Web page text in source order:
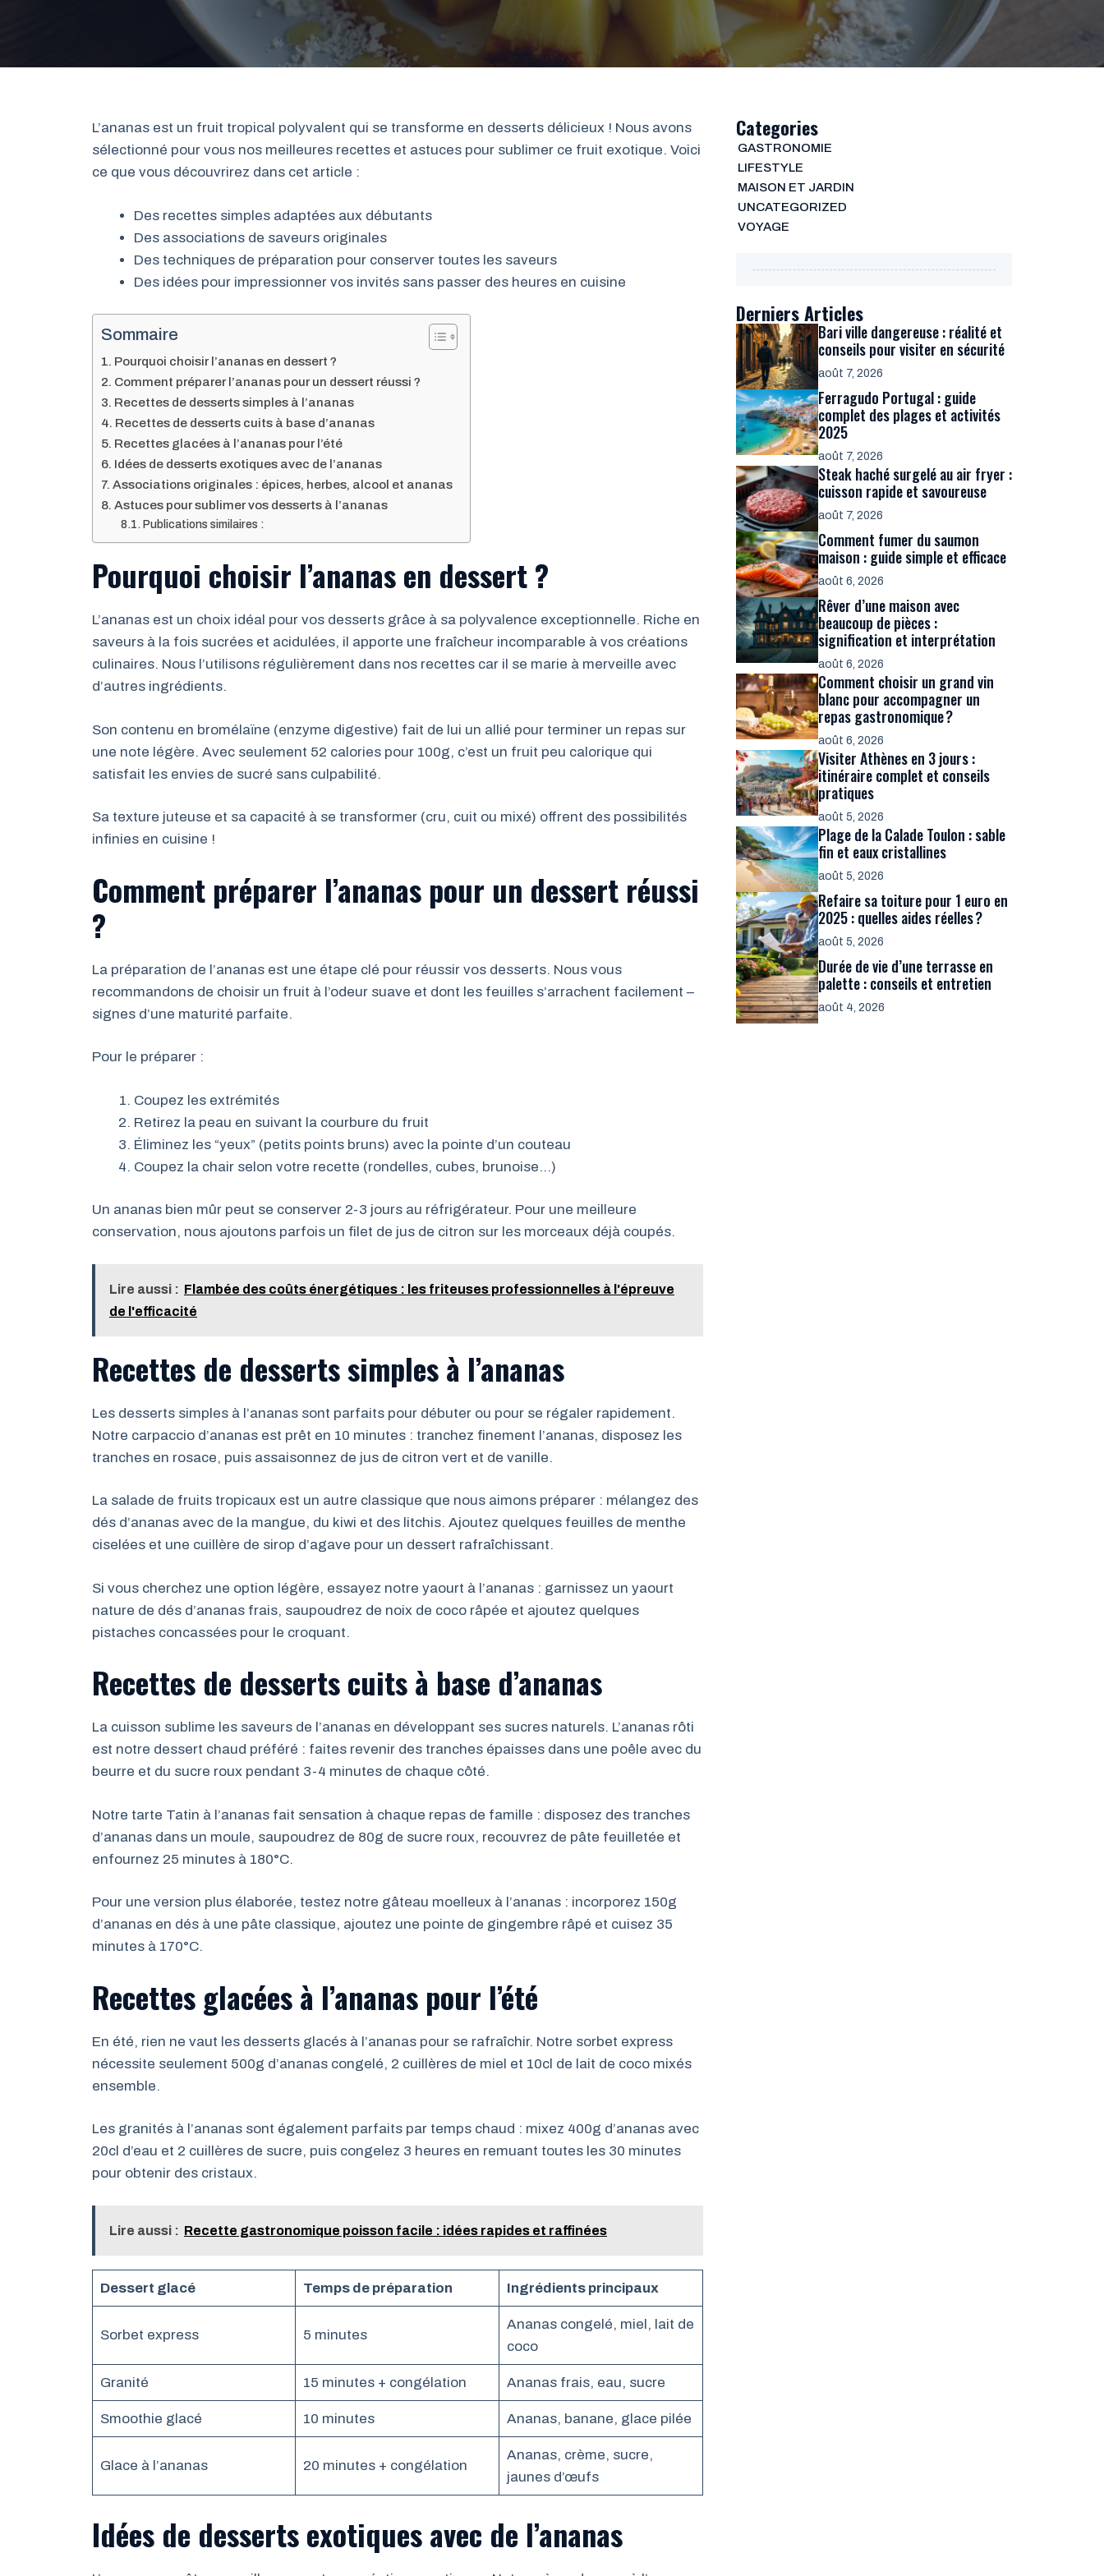
L’ananas est un fruit tropical polyvalent qui se transforme en desserts délicieux ! Nous avons
sélectionné pour vous nos meilleures recettes et astuces pour sublimer ce fruit exotique. Voici
ce que vous découvrirez dans cet article :
Des recettes simples adaptées aux débutants
Des associations de saveurs originales
Des techniques de préparation pour conserver toutes les saveurs
Des idées pour impressionner vos invités sans passer des heures en cuisine
Sommaire
Pourquoi choisir l’ananas en dessert ?
Comment préparer l’ananas pour un dessert réussi ?
Recettes de desserts simples à l’ananas
Recettes de desserts cuits à base d’ananas
Recettes glacées à l’ananas pour l’été
Idées de desserts exotiques avec de l’ananas
Associations originales : épices, herbes, alcool et ananas
Astuces pour sublimer vos desserts à l’ananas
Publications similaires :
Pourquoi choisir l’ananas en dessert ?
L’ananas est un choix idéal pour vos desserts grâce à sa polyvalence exceptionnelle. Riche en
saveurs à la fois sucrées et acidulées, il apporte une fraîcheur incomparable à vos créations
culinaires. Nous l’utilisons régulièrement dans nos recettes car il se marie à merveille avec
d’autres ingrédients.
Son contenu en bromélaïne (enzyme digestive) fait de lui un allié pour terminer un repas sur
une note légère. Avec seulement 52 calories pour 100g, c’est un fruit peu calorique qui
satisfait les envies de sucré sans culpabilité.
Sa texture juteuse et sa capacité à se transformer (cru, cuit ou mixé) offrent des possibilités
infinies en cuisine !
Comment préparer l’ananas pour un dessert réussi
?
La préparation de l’ananas est une étape clé pour réussir vos desserts. Nous vous
recommandons de choisir un fruit à l’odeur suave et dont les feuilles s’arrachent facilement –
signes d’une maturité parfaite.
Pour le préparer :
Coupez les extrémités
Retirez la peau en suivant la courbure du fruit
Éliminez les “yeux” (petits points bruns) avec la pointe d’un couteau
Coupez la chair selon votre recette (rondelles, cubes, brunoise…)
Un ananas bien mûr peut se conserver 2-3 jours au réfrigérateur. Pour une meilleure
conservation, nous ajoutons parfois un filet de jus de citron sur les morceaux déjà coupés.
Lire aussi : Flambée des coûts énergétiques : les friteuses professionnelles à l'épreuve
de l'efficacité
Recettes de desserts simples à l’ananas
Les desserts simples à l’ananas sont parfaits pour débuter ou pour se régaler rapidement.
Notre carpaccio d’ananas est prêt en 10 minutes : tranchez finement l’ananas, disposez les
tranches en rosace, puis assaisonnez de jus de citron vert et de vanille.
La salade de fruits tropicaux est un autre classique que nous aimons préparer : mélangez des
dés d’ananas avec de la mangue, du kiwi et des litchis. Ajoutez quelques feuilles de menthe
ciselées et une cuillère de sirop d’agave pour un dessert rafraîchissant.
Si vous cherchez une option légère, essayez notre yaourt à l’ananas : garnissez un yaourt
nature de dés d’ananas frais, saupoudrez de noix de coco râpée et ajoutez quelques
pistaches concassées pour le croquant.
Recettes de desserts cuits à base d’ananas
La cuisson sublime les saveurs de l’ananas en développant ses sucres naturels. L’ananas rôti
est notre dessert chaud préféré : faites revenir des tranches épaisses dans une poêle avec du
beurre et du sucre roux pendant 3-4 minutes de chaque côté.
Notre tarte Tatin à l’ananas fait sensation à chaque repas de famille : disposez des tranches
d’ananas dans un moule, saupoudrez de 80g de sucre roux, recouvrez de pâte feuilletée et
enfournez 25 minutes à 180°C.
Pour une version plus élaborée, testez notre gâteau moelleux à l’ananas : incorporez 150g
d’ananas en dés à une pâte classique, ajoutez une pointe de gingembre râpé et cuisez 35
minutes à 170°C.
Recettes glacées à l’ananas pour l’été
En été, rien ne vaut les desserts glacés à l’ananas pour se rafraîchir. Notre sorbet express
nécessite seulement 500g d’ananas congelé, 2 cuillères de miel et 10cl de lait de coco mixés
ensemble.
Les granités à l’ananas sont également parfaits par temps chaud : mixez 400g d’ananas avec
20cl d’eau et 2 cuillères de sucre, puis congelez 3 heures en remuant toutes les 30 minutes
pour obtenir des cristaux.
Lire aussi : Recette gastronomique poisson facile : idées rapides et raffinées
Dessert glacé Temps de préparation Ingrédients principaux
Sorbet express 5 minutes
Ananas congelé, miel, lait de
coco
Granité 15 minutes + congélation Ananas frais, eau, sucre
Smoothie glacé 10 minutes Ananas, banane, glace pilée
Glace à l’ananas 20 minutes + congélation
Ananas, crème, sucre,
jaunes d’œufs
Idées de desserts exotiques avec de l’ananas
Categories
GASTRONOMIE
LIFESTYLE
MAISON ET JARDIN
UNCATEGORIZED
VOYAGE
Derniers Articles
Bari ville dangereuse : réalité et
conseils pour visiter en sécurité
août 7, 2026
Ferragudo Portugal : guide
complet des plages et activités
2025
août 7, 2026
Steak haché surgelé au air fryer :
cuisson rapide et savoureuse
août 7, 2026
Comment fumer du saumon
maison : guide simple et efficace
août 6, 2026
Rêver d’une maison avec
beaucoup de pièces :
signification et interprétation
août 6, 2026
Comment choisir un grand vin
blanc pour accompagner un
repas gastronomique ?
août 6, 2026
Visiter Athènes en 3 jours :
itinéraire complet et conseils
pratiques
août 5, 2026
Plage de la Calade Toulon : sable
fin et eaux cristallines
août 5, 2026
Refaire sa toiture pour 1 euro en
2025 : quelles aides réelles ?
août 5, 2026
Durée de vie d’une terrasse en
palette : conseils et entretien
août 4, 2026